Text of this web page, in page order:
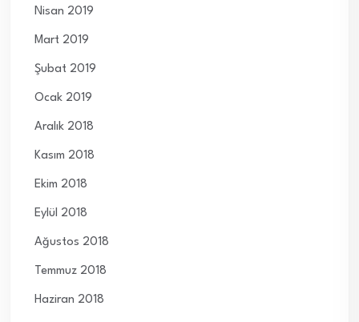
Nisan 2019
Mart 2019
Şubat 2019
Ocak 2019
Aralık 2018
Kasım 2018
Ekim 2018
Eylül 2018
Ağustos 2018
Temmuz 2018
Haziran 2018